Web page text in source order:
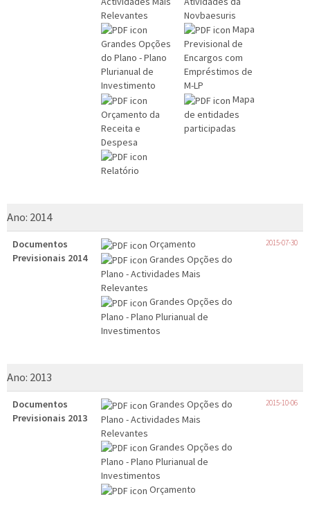
Relevantes
Grandes Opções
do Plano - Plano
Plurianual de
Investimento
Orçamento da
Receita e
Despesa
Relatório
Novbaesuris
Mapa
Previsional de
Encargos com
Empréstimos de
M-LP
Mapa
de entidades
participadas
Ano: 2014
Documentos
Previsionais 2014
Orçamento
Grandes Opções do
Plano - Actividades Mais
Relevantes
Grandes Opções do
Plano - Plano Plurianual de
Investimentos
2015-07-30
Ano: 2013
Documentos
Previsionais 2013
Grandes Opções do
Plano - Actividades Mais
Relevantes
Grandes Opções do
Plano - Plano Plurianual de
Investimentos
Orçamento
2015-10-06